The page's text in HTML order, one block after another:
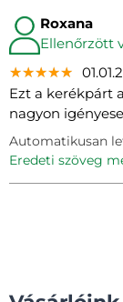
Roxana
Ellenőrzött
★★★★★
★★★★★
★★★★★
Ezt a kerékpárt
nagyon
Automatikusan
eredeti szöveg